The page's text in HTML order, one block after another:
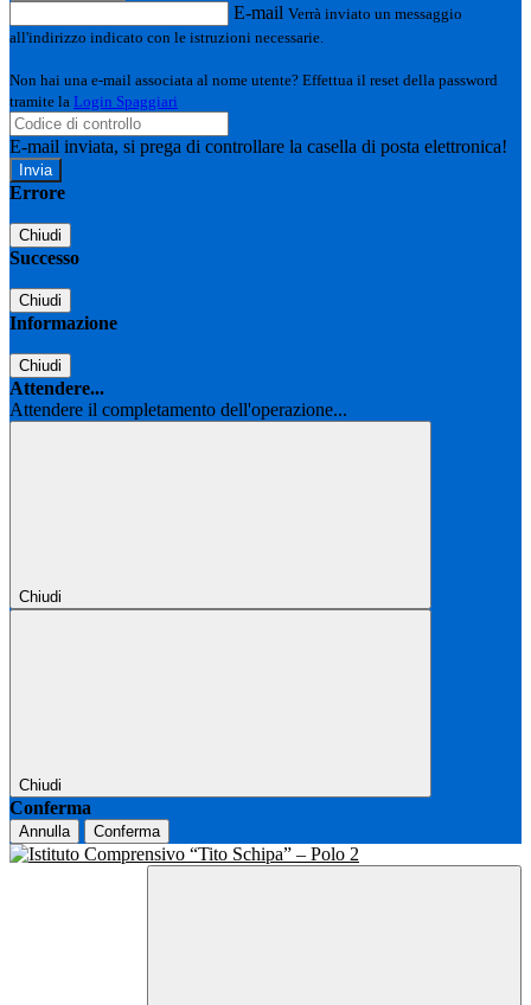
E-mail Verrà inviato un messaggio
all'indirizzo indicato con le istruzioni necessarie.
Non hai una e-mail associata al nome utente? Effettua il reset della password
tramite la Login Spaggiari
E-mail inviata, si prega di controllare la casella di posta elettronica!
Errore
Chiudi
Successo
Chiudi
Informazione
Chiudi
Attendere...
Attendere il completamento dell'operazione...
Chiudi
Chiudi
Conferma
Annulla Conferma